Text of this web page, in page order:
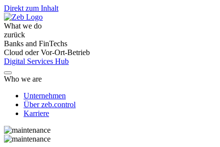
Direkt zum Inhalt
What we do
zurück
Banks and FinTechs
Cloud oder Vor-Ort-Betrieb
Digital Services Hub
Who we are
Unternehmen
Über zeb.control
Karriere